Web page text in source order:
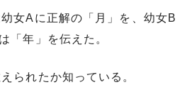
女Aに正解の「月」を、幼女B
「年」を伝えた。
られたか知っている。